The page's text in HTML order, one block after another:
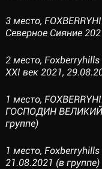
3 место,
Северное Сияние
2 место,
XXI век 2021,
1 место,
ГОСПОДИН ВЕЛИКИЙ
группе)
1 место,
21.08.2021 (в группе)